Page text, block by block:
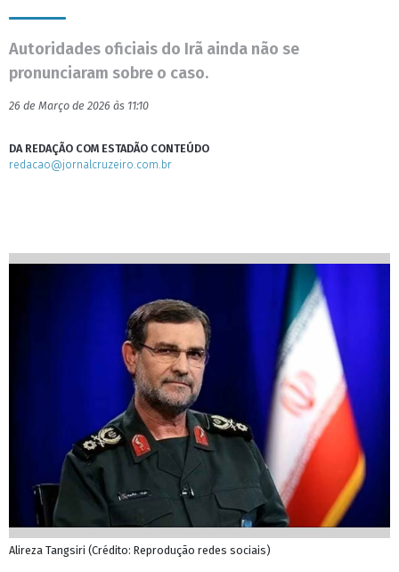
Autoridades oficiais do Irã ainda não se
pronunciaram sobre o caso.
26 de Março de 2026 às 11:10
DA REDAÇÃO COM ESTADÃO CONTEÚDO
redacao@jornalcruzeiro.com.br
Alireza Tangsiri (Crédito: Reprodução redes sociais)